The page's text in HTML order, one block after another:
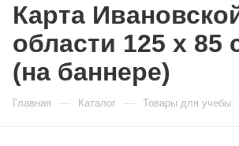
Карта
области 125 х 85
(на баннере)
Главная — Каталог — Товары для учебы